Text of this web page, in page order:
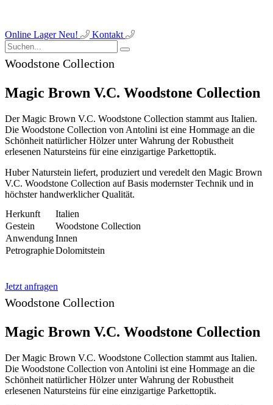
Online LagerNeu! Kontakt
Woodstone Collection
Magic Brown V.C. Woodstone Collection
Der Magic Brown V.C. Woodstone Collection stammt aus Italien.
Die Woodstone Collection von Antolini ist eine Hommage an die
Schönheit natürlicher Hölzer unter Wahrung der Robustheit
erlesenen Natursteins für eine einzigartige Parkettoptik.
Huber Naturstein liefert, produziert und veredelt den Magic Brown
V.C. Woodstone Collection auf Basis modernster Technik und in
höchster handwerklicher Qualität.
Herkunft
Italien
Gestein
Woodstone Collection
AnwendungInnen
PetrographieDolomitstein
Jetzt anfragen
Woodstone Collection
Magic Brown V.C. Woodstone Collection
Der Magic Brown V.C. Woodstone Collection stammt aus Italien.
Die Woodstone Collection von Antolini ist eine Hommage an die
Schönheit natürlicher Hölzer unter Wahrung der Robustheit
erlesenen Natursteins für eine einzigartige Parkettoptik.